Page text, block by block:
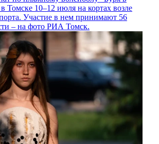
Томске 10–12 июля на кортах возле
Участие в нем принимают 56
– на фото РИА Томск.